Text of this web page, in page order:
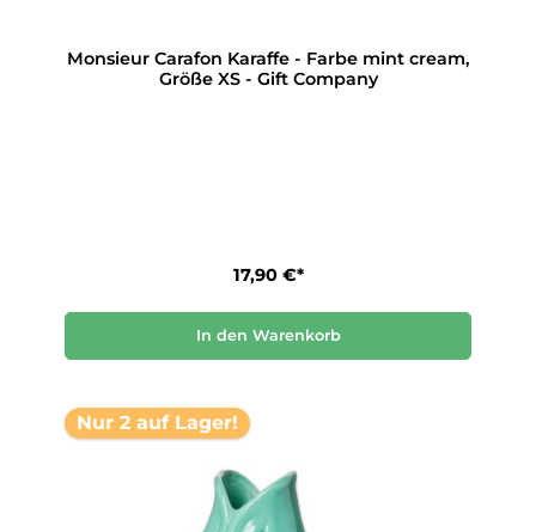
Monsieur Carafon Karaffe - Farbe mint cream,
Größe XS - Gift Company
17,90 €*
In den Warenkorb
Nur 2 auf Lager!